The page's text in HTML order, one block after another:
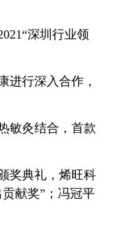
深圳行业领
进行深入合作，
敏灸结合，首款
奖典礼，烯旺科
献奖”；冯冠平